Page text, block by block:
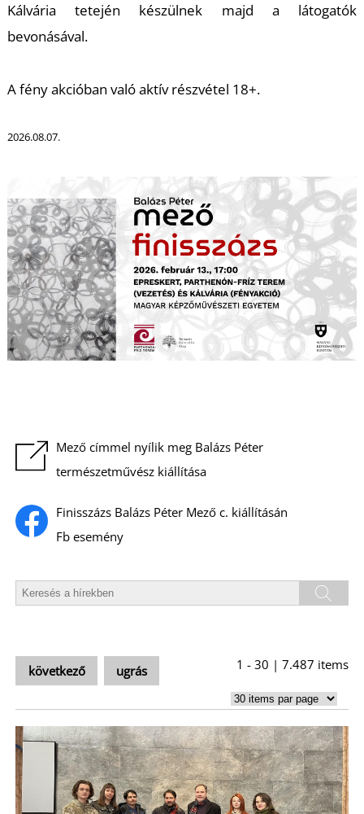
Mező címmel nyílik meg Balázs Péter
természetművész kiállítása
Finisszázs Balázs Péter Mező c. kiállításán
Fb esemény
Kálvária tetején készülnek majd a látogatók
bevonásával.
A fény akcióban való aktív részvétel 18+.
2026.08.07.
következő ugrás 1 - 30 | 7.487 items